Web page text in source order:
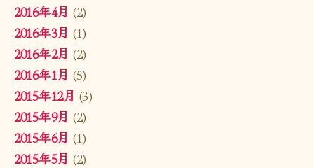
2016年4月 (2)
2016年3月 (1)
2016年2月 (2)
2016年1月 (5)
2015年12月 (3)
2015年9月 (2)
2015年6月 (1)
2015年5月 (2)